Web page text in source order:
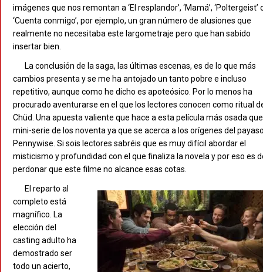
imágenes que nos remontan a ‘El resplandor’, ‘Mamá’, ‘Poltergeist’
‘Cuenta conmigo’, por ejemplo, un gran número de alusiones que
realmente no necesitaba este largometraje pero que han sabido
insertar bien.
La conclusión de la saga, las últimas escenas, es de lo que más
cambios presenta y se me ha antojado un tanto pobre e incluso
repetitivo, aunque como he dicho es apoteósico. Por lo menos ha
procurado aventurarse en el que los lectores conocen como ritual
Chüd. Una apuesta valiente que hace a esta película más osada
mini-serie de los noventa ya que se acerca a los orígenes del
Pennywise. Si sois lectores sabréis que es muy difícil abordar el
misticismo y profundidad con el que finaliza la novela y por eso es
perdonar que este filme no alcance esas cotas.
El reparto al
completo está
magnífico. La
elección del
casting adulto ha
demostrado ser
todo un acierto,